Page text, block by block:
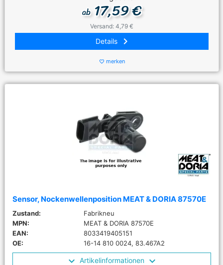
ab17,59 €
Versand: 4,79 €
Details keyboard_arrow_right
favorite_border merken
Sensor, Nockenwellenposition MEAT & DORIA 87570E
Zustand:
Fabrikneu
MPN:
MEAT & DORIA 87570E
EAN:
8033419405151
OE:
16-14 810 0024, 83.467A2
Artikelinformationen